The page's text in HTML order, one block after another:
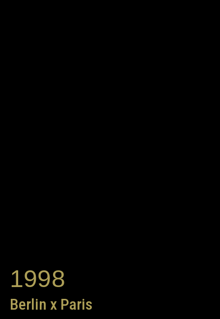
1998
Berlin x Paris